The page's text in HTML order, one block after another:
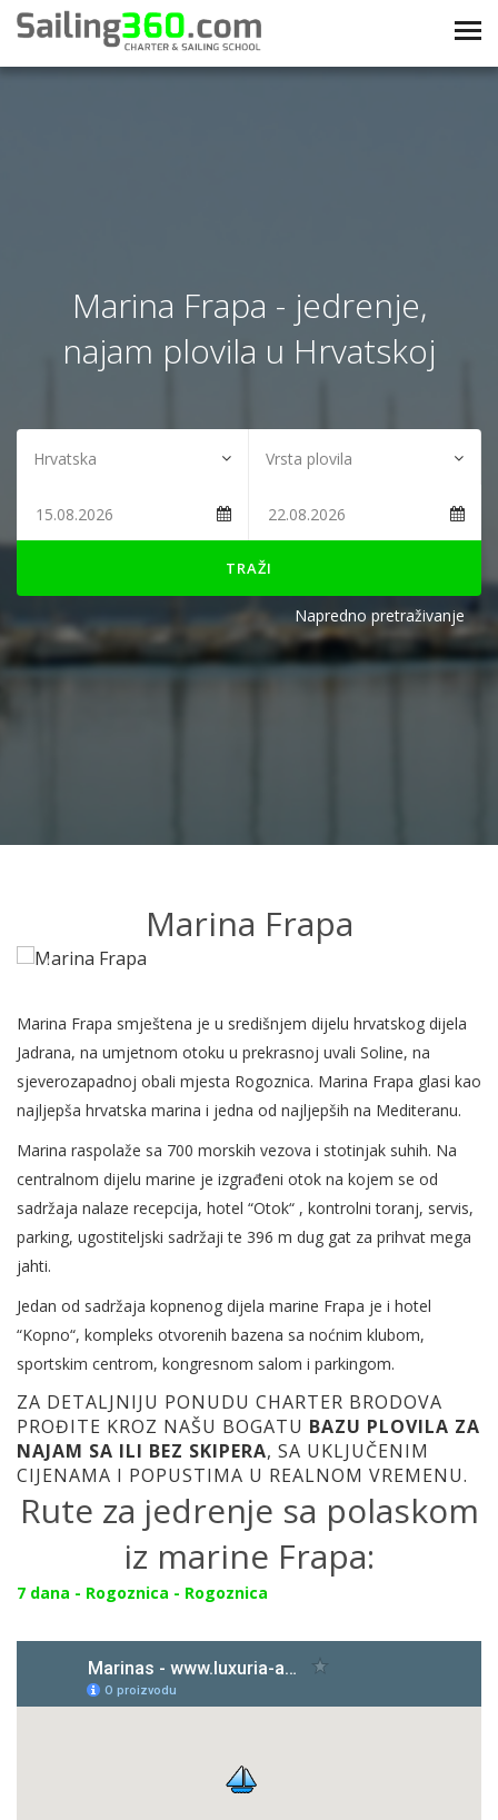
Marina Frapa - jedrenje,
najam plovila u Hrvatskoj
TRAŽI
Napredno pretraživanje
Marina Frapa
Marina Frapa smještena je u središnjem dijelu hrvatskog dijela
Jadrana, na umjetnom otoku u prekrasnoj uvali Soline, na
sjeverozapadnoj obali mjesta Rogoznica. Marina Frapa glasi kao
najljepša hrvatska marina i jedna od najljepših na Mediteranu.
Marina raspolaže sa 700 morskih vezova i stotinjak suhih. Na
centralnom dijelu marine je izgrađeni otok na kojem se od
sadržaja nalaze recepcija, hotel “Otok“ , kontrolni toranj, servis,
parking, ugostiteljski sadržaji te 396 m dug gat za prihvat mega
jahti.
Jedan od sadržaja kopnenog dijela marine Frapa je i hotel
“Kopno“, kompleks otvorenih bazena sa noćnim klubom,
sportskim centrom, kongresnom salom i parkingom.
ZA DETALJNIJU PONUDU CHARTER BRODOVA
PROĐITE KROZ NAŠU BOGATU BAZU PLOVILA ZA
NAJAM SA ILI BEZ SKIPERA, SA UKLJUČENIM
CIJENAMA I POPUSTIMA U REALNOM VREMENU.
Rute za jedrenje sa polaskom
iz marine Frapa:
7 dana - Rogoznica - Rogoznica